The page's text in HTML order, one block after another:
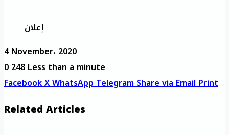
إعلان
4 November، 2020
0248Less than a minute
FacebookXWhatsAppTelegramShare via EmailPrint
Related Articles